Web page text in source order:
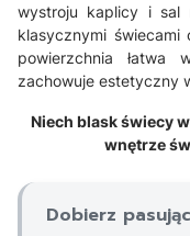
wystroju kaplicy i sal
klasycznymi
powierzchnia łatwa
zachowuje estetyczny
Niech blask świecy
wnętrze
Dobierz